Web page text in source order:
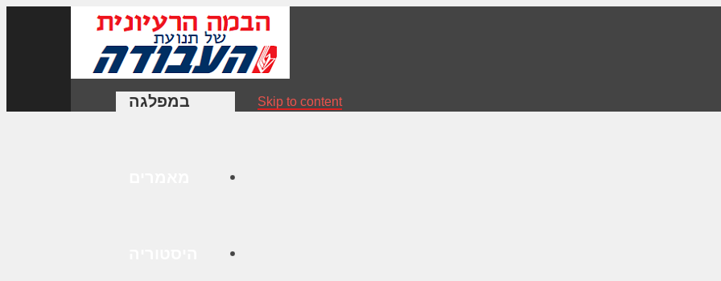
במפלגה Skip to content